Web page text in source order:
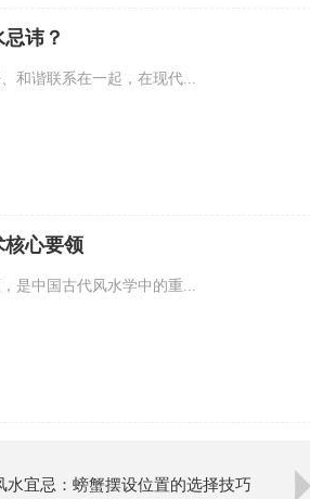
讳？
和谐联系在一起，在现代...
核心要领
是中国古代风水学中的重...
水宜忌：螃蟹摆设位置的选择技巧